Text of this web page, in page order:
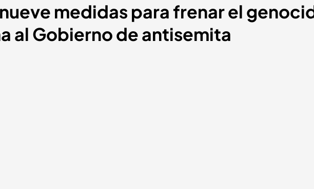
medidas para frenar el
al Gobierno de antisemita